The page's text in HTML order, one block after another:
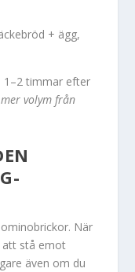
+ ägg,
1–2 timmar efter
mer volym från
När
att stå emot
även om du